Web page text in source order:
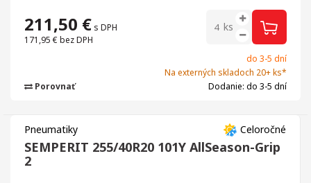
211,50 € s DPH
171,95 € bez DPH
ks
do 3-5 dní
Na externých skladoch 20+ ks*
Dodanie: do 3-5 dní
Porovnať
Celoročné
Pneumatiky
SEMPERIT 255/40R20 101Y AllSeason-Grip
2